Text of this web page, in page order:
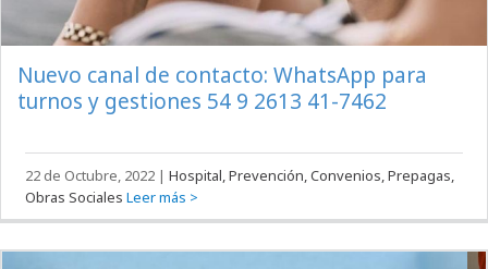
Nuevo canal de contacto: WhatsApp para
turnos y gestiones 54 9 2613 41-7462
22 de Octubre, 2022 |Hospital, Prevención, Convenios, Prepagas,
Obras Sociales Leer más >